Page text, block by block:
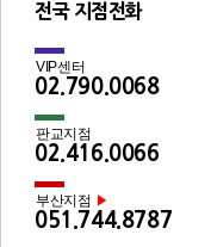
전국 지점전화
VIP센터
02.790.0068
판교지점
02.416.0066
부산지점 ▶
051.744.8787